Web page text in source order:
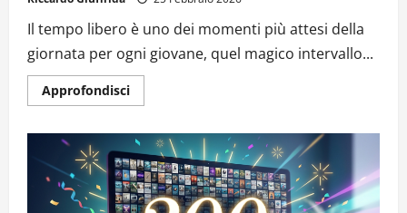
Il tempo libero è uno dei momenti più attesi della
giornata per ogni giovane, quel magico intervallo...
Approfondisci